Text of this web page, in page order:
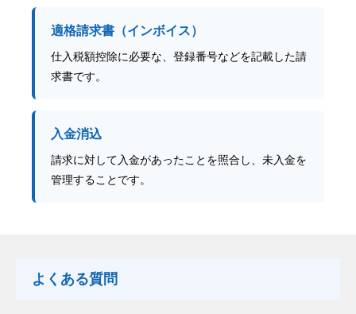
適格請求書（インボイス）
仕入税額控除に必要な、登録番号などを記載した請
求書です。
入金消込
請求に対して入金があったことを照合し、未入金を
管理することです。
よくある質問